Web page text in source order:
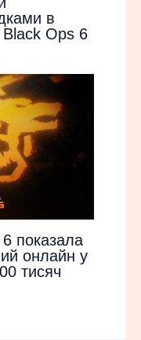
в
Black Ops 6
показала
онлайн у
тисяч